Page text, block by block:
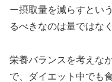
ー摂取量を減らすとい
るべきなのは量ではな
栄養バランスを考えな
で、ダイエット中でも